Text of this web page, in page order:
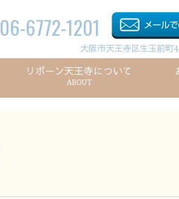
06-6772-1201
大阪市天王寺区生玉前
リボーン天王寺について
ABOUT